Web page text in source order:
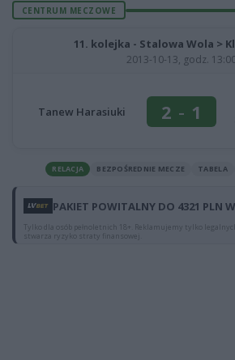
CENTRUM MECZOWE
11. kolejka - Stalowa Wola >
2013-10-13, godz.
Tanew Harasiuki 2 - 1
RELACJA BEZPOŚREDNIE MECZE TABELA
PAKIET POWITALNY DO 4321 PLN
Tylko dla osób pełnoletnich 18+. Reklamujemy tylko
stwarza ryzyko straty finansowej.